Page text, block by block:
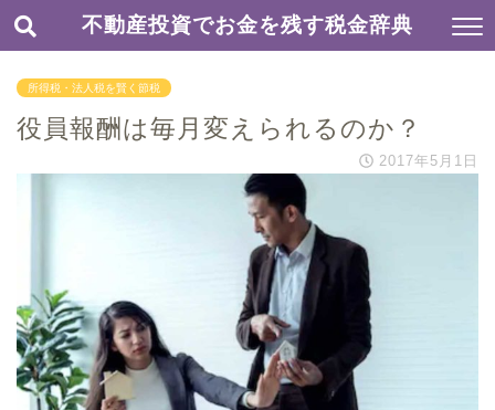
不動産投資でお金を残す税金辞典
所得税・法人税を賢く節税
役員報酬は毎月変えられるのか？
2017年5月1日